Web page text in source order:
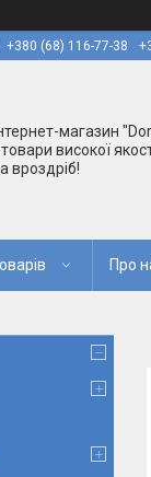
+380 (68) 116-77-38
магазин
високої
вроздріб!
Про